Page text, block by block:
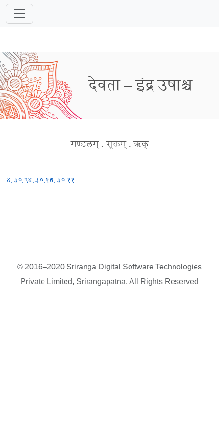
देवता – इंद्र उषाश्च
मण्डलम् . सूक्तम् . ऋक्
४.३०.९४.३०.१०४.३०.११
© 2016–2020 Sriranga Digital Software Technologies
Private Limited, Srirangapatna. All Rights Reserved